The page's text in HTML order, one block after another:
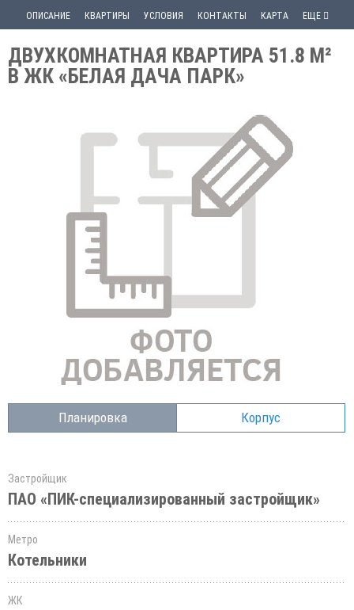
ОПИСАНИЕ КВАРТИРЫ УСЛОВИЯ КОНТАКТЫ КАРТА ЕЩЕ
ДВУХКОМНАТНАЯ КВАРТИРА 51.8 М²
В ЖК «БЕЛАЯ ДАЧА ПАРК»
Планировка Корпус
Застройщик
ПАО «ПИК-специализированный застройщик»
Метро
Котельники
ЖК